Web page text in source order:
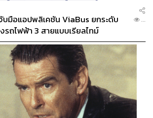
บมือแอปพลิเคชัน ViaBus ยกระดับ
ถไฟฟ้า 3 สายแบบเรียลไทม์
...